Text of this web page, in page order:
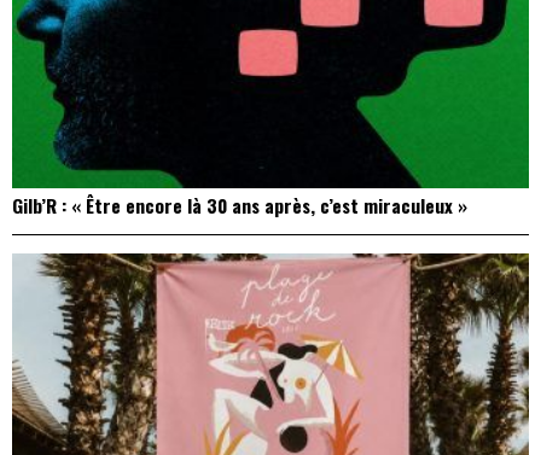
Gilb’R : « Être encore là 30 ans après, c’est miraculeux »